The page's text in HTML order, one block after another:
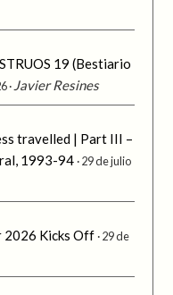
19 (Bestiario
Javier Resines
travelled | Part III –
1993-94 29 de julio
2026 Kicks Off 29 de